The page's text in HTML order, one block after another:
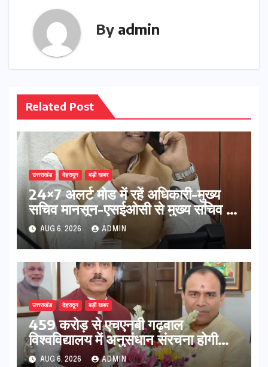
By admin
Related Post
उत्तराखंड देहरादून बड़ी खबर
24×7 अलर्ट मोड में रहें अधिकारी-मुख्य
सचिव मानसून-एसईओसी से मुख्य सचिव ने
की विस्तृत समीक्षा कहा-बंद सड़कों को
शीघ्र खोला जाए, लोगों को न हो दिक्कत
AUG 6, 2026 ADMIN
उत्तराखंड देहरादून बड़ी खबर
459 करोड़ से एचएनबी गढ़वाल
विश्वविद्यालय में अनुसंधान संरचना होगी
सुदृढ,उच्च शिक्षा मंत्री धन सिंह रावत ने
AUG 6, 2026 ADMIN